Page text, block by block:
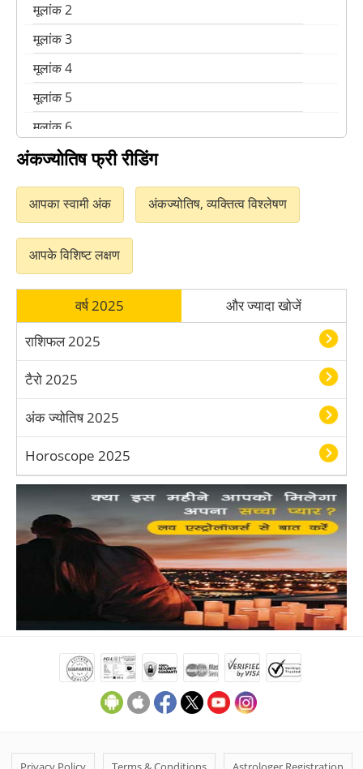
मूलांक 2
मूलांक 3
मूलांक 4
मूलांक 5
मूलांक 6
मूलांक 7
मूलांक 8
अंकज्योतिष फ्री रीडिंग
आपका स्वामी अंक अंकज्योतिष, व्यक्तित्व विश्लेषण
आपके विशिष्ट लक्षण
वर्ष 2025
और ज्यादा खोजें
राशिफल 2025
टैरो 2025
अंक ज्योतिष 2025
Horoscope 2025